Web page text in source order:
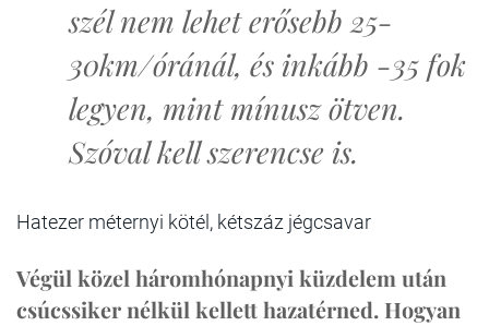
szél nem lehet erősebb 25-
30km/óránál, és inkább -35 fok
legyen, mint mínusz ötven.
Szóval kell szerencse is.
Hatezer méternyi kötél, kétszáz jégcsavar
Végül közel háromhónapnyi küzdelem után
csúcssiker nélkül kellett hazatérned. Hogyan